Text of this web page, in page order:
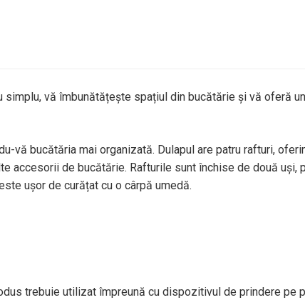
vă îmbunătățește spațiul din bucătărie și vă oferă
vă bucătăria mai organizată. Dulapul are patru rafturi,
accesorii de bucătărie. Rafturile sunt închise de două uși,
ușor de curățat cu o cârpă umedă.
trebuie utilizat împreună cu dispozitivul de prindere pe